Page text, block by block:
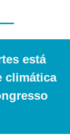
está
climática